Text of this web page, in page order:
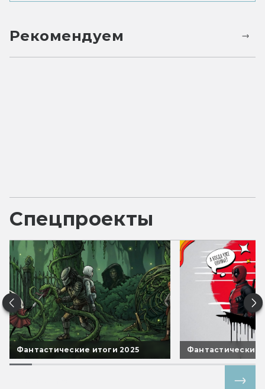
Рекомендуем
Спецпроекты
Фантастические итоги 2025 Фантастические